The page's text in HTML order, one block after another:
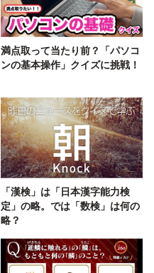
満点取って当たり前？「パソコ
ンの基本操作」クイズに挑戦！
「漢検」は「日本漢字能力検
定」の略。では「数検」は何の
略？